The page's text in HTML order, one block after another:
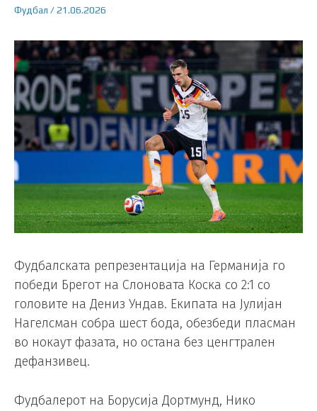
Фудбал /21.06.2026
Фудбалската репрезентација на Германија го
победи Брегот на Слоновата Коска со 2:1 со
головите на Дениз Ундав. Екипата на Јулијан
Нагелсман собра шест бода, обезбеди пласман
во нокаут фазата, но остана без ценгтрален
дефанзивец.
Фудбалерот на Борусија Дортмунд, Нико